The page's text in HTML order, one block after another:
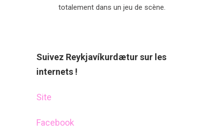
totalement dans un jeu de scène.
Suivez Reykjavíkurdætur sur les
internets !
Site
Facebook